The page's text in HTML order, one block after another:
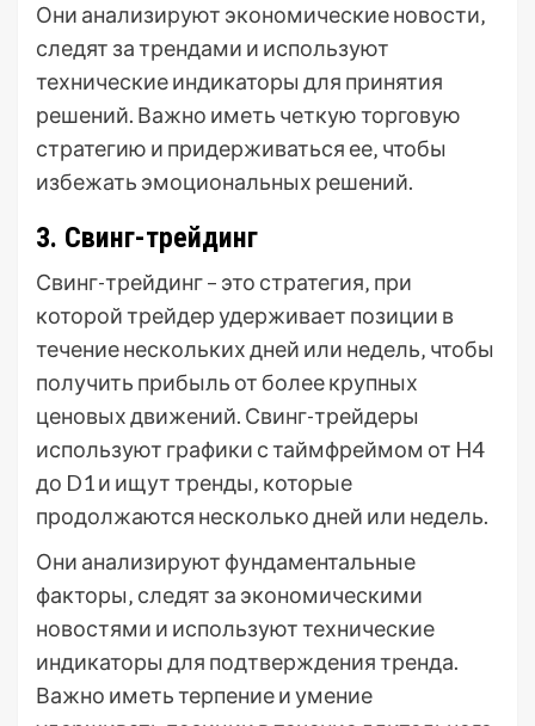
Они анализируют экономические новости‚
следят за трендами и используют
технические индикаторы для принятия
решений. Важно иметь четкую торговую
стратегию и придерживаться ее‚ чтобы
избежать эмоциональных решений.
3. Свинг-трейдинг
Свинг-трейдинг – это стратегия‚ при
которой трейдер удерживает позиции в
течение нескольких дней или недель‚ чтобы
получить прибыль от более крупных
ценовых движений. Свинг-трейдеры
используют графики с таймфреймом от H4
до D1 и ищут тренды‚ которые
продолжаются несколько дней или недель.
Они анализируют фундаментальные
факторы‚ следят за экономическими
новостями и используют технические
индикаторы для подтверждения тренда.
Важно иметь терпение и умение